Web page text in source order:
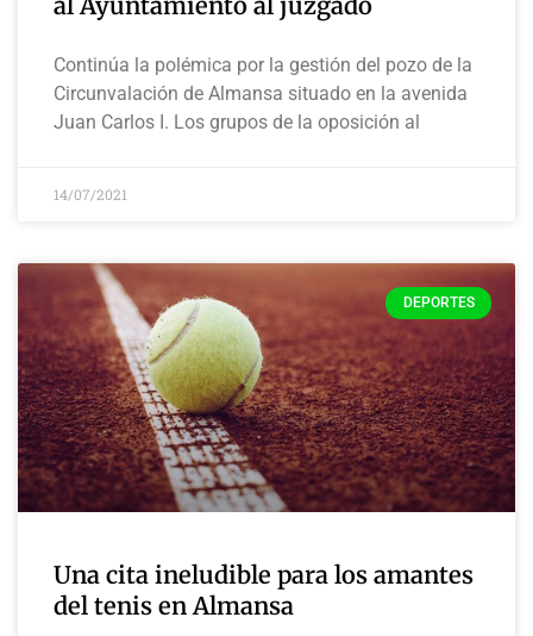
Continúa la polémica por la gestión del pozo de la
Circunvalación de Almansa situado en la avenida
Juan Carlos I. Los grupos de la oposición al
14/07/2021
DEPORTES
Una cita ineludible para los amantes
del tenis en Almansa